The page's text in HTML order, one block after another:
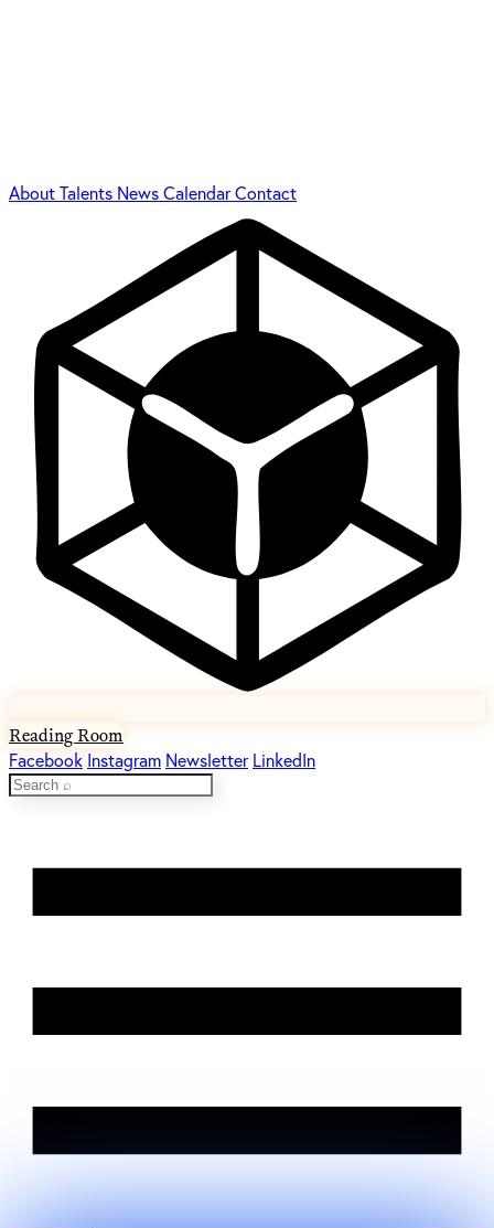
AboutTalents NewsCalendarContact
Reading Room
Facebook Instagram Newsletter LinkedIn